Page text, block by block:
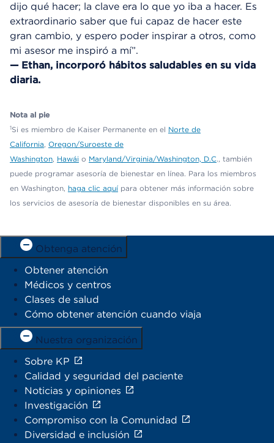
dijo qué hacer; la clave era lo que yo iba a hacer. Es
extraordinario saber que fui capaz de hacer este
gran cambio, y espero poder inspirar a otros, como
mi asesor me inspiró a mí”.
— Ethan, incorporó hábitos saludables en su vida
diaria.
Nota al pie
1Si es miembro de Kaiser Permanente en el Norte de
California, Oregon/Suroeste de
Washington, Hawái o Maryland/Virginia/Washington, D.C., también
puede programar asesoría de bienestar en línea. Para los miembros
en Washington, haga clic aquí para obtener más información sobre
los servicios de asesoría de bienestar disponibles en su área.
Obtenga atención
Obtener atención
Médicos y centros
Clases de salud
Cómo obtener atención cuando viaja
Nuestra organización
Sobre KP
Calidad y seguridad del paciente
Noticias y opiniones
Investigación
Compromiso con la Comunidad
Diversidad e inclusión